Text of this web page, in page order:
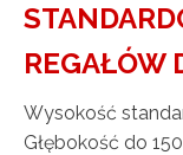
REGAŁÓW
Wysokość
Głębokość do